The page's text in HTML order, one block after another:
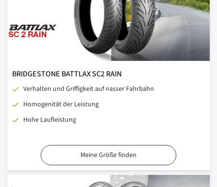
BRIDGESTONE BATTLAX SC2 RAIN
Verhalten und Griffigkeit auf nasser Fahrbahn
Homogenität der Leistung
Hohe Laufleistung
Meine Größe finden